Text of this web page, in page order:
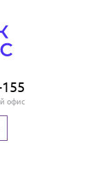
офис